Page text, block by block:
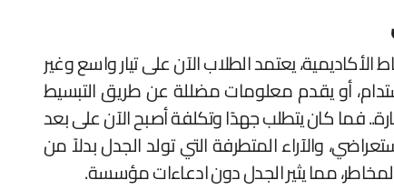
يعتمد الطلاب الآن على تيار واسع وغير
أو يقدم معلومات مضللة عن طريق التبسيط
فما كان يتطلب جهدًا وتكلفة أصبح الآن على بعد
والآراء المتطرفة التي تولد الجدل بدلاً من
مما يثير الجدل دون ادعاءات مؤسسة.